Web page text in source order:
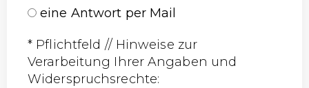
eine Antwort per Mail
* Pflichtfeld // Hinweise zur
Verarbeitung Ihrer Angaben und
Widerspruchsrechte: